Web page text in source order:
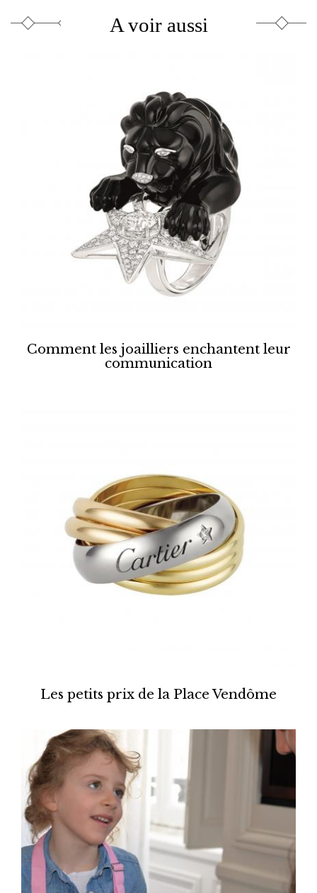
A voir aussi
Comment les joailliers enchantent leur
communication
Les petits prix de la Place Vendôme